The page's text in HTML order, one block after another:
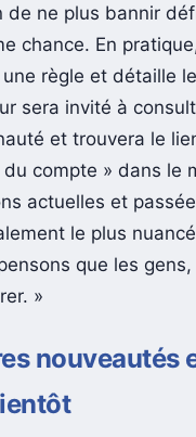
de ne plus bannir
chance. En
règle et détaille
sera invité à
et trouvera le
du compte » dans le
actuelles et
le plus
que les
»